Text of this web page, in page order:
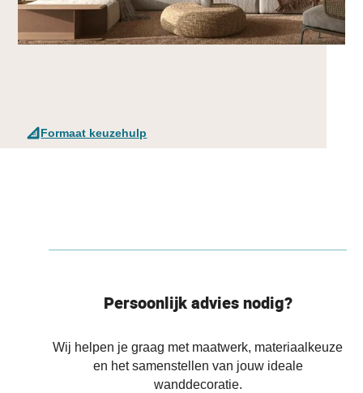
Formaat keuzehulp
Persoonlijk advies nodig?
Wij helpen je graag met maatwerk, materiaalkeuze
en het samenstellen van jouw ideale
wanddecoratie.